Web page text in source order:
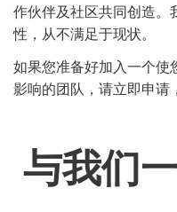
作伙伴及社区共同创造。
性，从不满足于现状。
如果您准备好加入一个使
影响的团队，请立即申请
与我们